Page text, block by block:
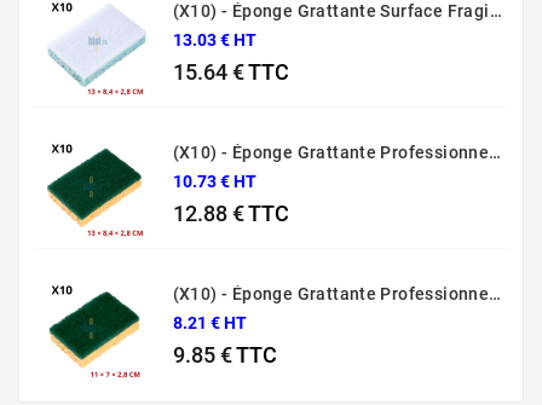
(X10) - Éponge Grattante Surface Fragile Bleue Sponrex 79
13.03 € HT
15.64 €TTC
(X10) - Éponge Grattante Professionnelle Sponrex 74
10.73 € HT
12.88 €TTC
(X10) - Éponge Grattante Professionnelle Sponrex 52
8.21 € HT
9.85 €TTC